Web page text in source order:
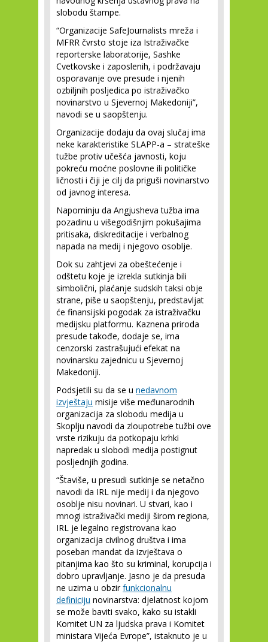
slobodu štampe.
“Organizacije SafeJournalists mreža i
MFRR čvrsto stoje iza Istraživačke
reporterske laboratorije, Sashke
Cvetkovske i zaposlenih, i podržavaju
osporavanje ove presude i njenih
ozbiljnih posljedica po istraživačko
novinarstvo u Sjevernoj Makedoniji”,
navodi se u saopštenju.
Organizacije dodaju da ovaj slučaj ima
neke karakteristike SLAPP-a – strateške
tužbe protiv učešća javnosti, koju
pokreću moćne poslovne ili političke
ličnosti i čiji je cilj da priguši novinarstvo
od javnog interesa.
Napominju da Angjusheva tužba ima
pozadinu u višegodišnjim pokušajima
pritisaka, diskreditacije i verbalnog
napada na medij i njegovo osoblje.
Dok su zahtjevi za obeštećenje i
odštetu koje je izrekla sutkinja bili
simbolični, plaćanje sudskih taksi obje
strane, piše u saopštenju, predstavljat
će finansijski pogodak za istraživačku
medijsku platformu. Kaznena priroda
presude takođe, dodaje se, ima
cenzorski zastrašujući efekat na
novinarsku zajednicu u Sjevernoj
Makedoniji.
Podsjetili su da se u nedavnom
izvještaju misije više međunarodnih
organizacija za slobodu medija u
Skoplju navodi da zloupotrebe tužbi ove
vrste rizikuju da potkopaju krhki
napredak u slobodi medija postignut
posljednjih godina.
“Štaviše, u presudi sutkinje se netačno
navodi da IRL nije medij i da njegovo
osoblje nisu novinari. U stvari, kao i
mnogi istraživački mediji širom regiona,
IRL je legalno registrovana kao
organizacija civilnog društva i ima
poseban mandat da izvještava o
pitanjima kao što su kriminal, korupcija i
dobro upravljanje. Jasno je da presuda
ne uzima u obzirfunkcionalnu
definiciju novinarstva: djelatnost kojom
se može baviti svako, kako su istakli
Komitet UN za ljudska prava i Komitet
ministara Vijeća Evrope”, istaknuto je u